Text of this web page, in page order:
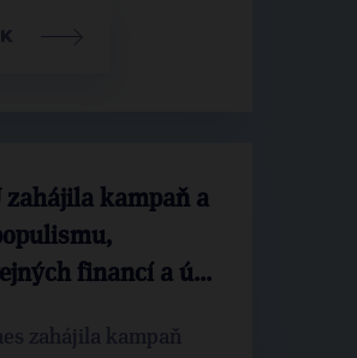
zahájila kampaň a
financí a ú...
zahájila kampaň